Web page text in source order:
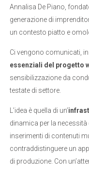
Annalisa De Piano,
generazione di
un contesto piatto e
Ci vengono comunicati,
essenziali del progetto
sensibilizzazione da
testate di settore.
L’idea è quella di un’
dinamica per la
inserimenti di contenuti
contraddistinguere un
di produzione. Con